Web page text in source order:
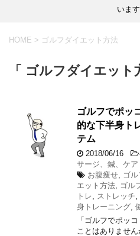
います
HOME > ゴルフダイエット方法
「 ゴルフダイエット
ゴルフでポッ
的な下半身ト
テム
2018/06/16
サージ、鍼、ケア
お腹痩せ
ゴル
エット方法
ゴル
トレ
ストレッチ
身トレーニング
「ゴルフでポッ
ことはありませ